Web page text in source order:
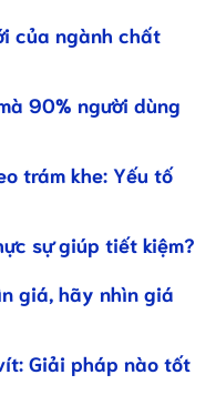
của ngành chất
90% người dùng
trám khe: Yếu tố
sự giúp tiết kiệm?
giá, hãy nhìn giá
Giải pháp nào tốt